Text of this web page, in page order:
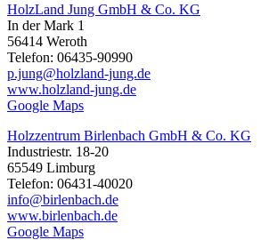
HolzLand Jung GmbH & Co. KG
In der Mark 1
56414 Weroth
Telefon: 06435-90990
p.jung@holzland-jung.de
www.holzland-jung.de
Google Maps
Holzzentrum Birlenbach GmbH & Co. KG
Industriestr. 18-20
65549 Limburg
Telefon: 06431-40020
info@birlenbach.de
www.birlenbach.de
Google Maps